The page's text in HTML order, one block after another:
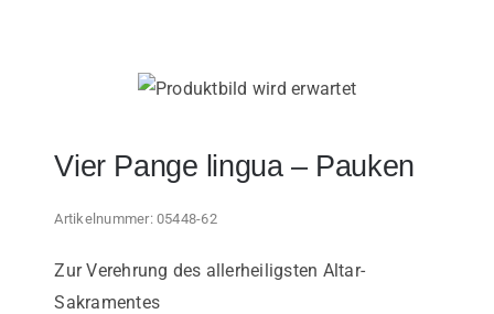
Kontakt
Vier Pange lingua – Pauken
Artikelnummer: 05448-62
Zur Verehrung des allerheiligsten Altar-
Sakramentes